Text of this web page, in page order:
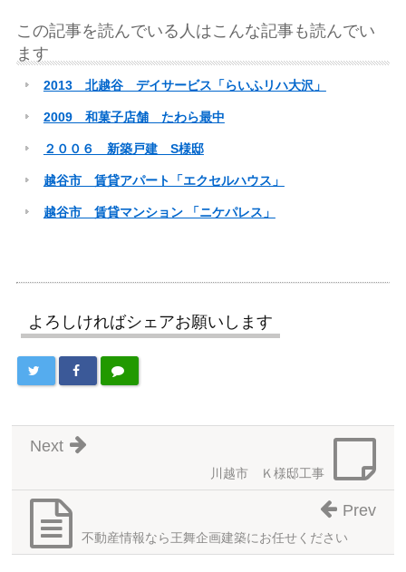
この記事を読んでいる人はこんな記事も読んでい
ます
2013 北越谷 デイサービス「らいふリハ大沢」
2009 和菓子店舗 たわら最中
２００６ 新築戸建 S様邸
越谷市 賃貸アパート「エクセルハウス」
越谷市 賃貸マンション 「ニケパレス」
よろしければシェアお願いします
川越市 Ｋ様邸工事
Next
不動産情報なら王舞企画建築にお任せください
Prev